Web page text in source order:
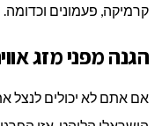
קרמיקה, פעמונים
הגנה מפני מזג
אם אתם לא יכולים לנצל